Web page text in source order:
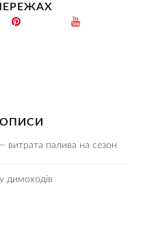
витрата палива на сезон
димоходів